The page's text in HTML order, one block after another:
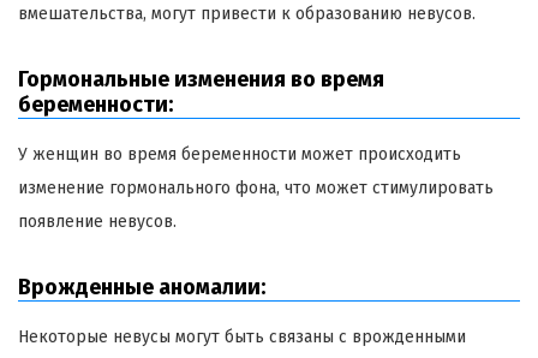
вмешательства, могут привести к образованию невусов.
Гормональные изменения во время
беременности:
У женщин во время беременности может происходить
изменение гормонального фона, что может стимулировать
появление невусов.
Врожденные аномалии:
Некоторые невусы могут быть связаны с врожденными